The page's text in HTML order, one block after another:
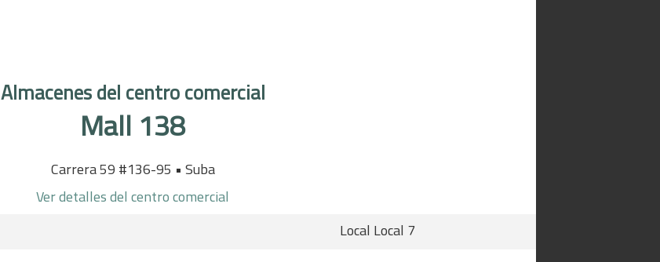
Almacenes del centro comercial
Mall 138
Carrera 59 #136-95 • Suba
Ver detalles del centro comercial
Local Local 7